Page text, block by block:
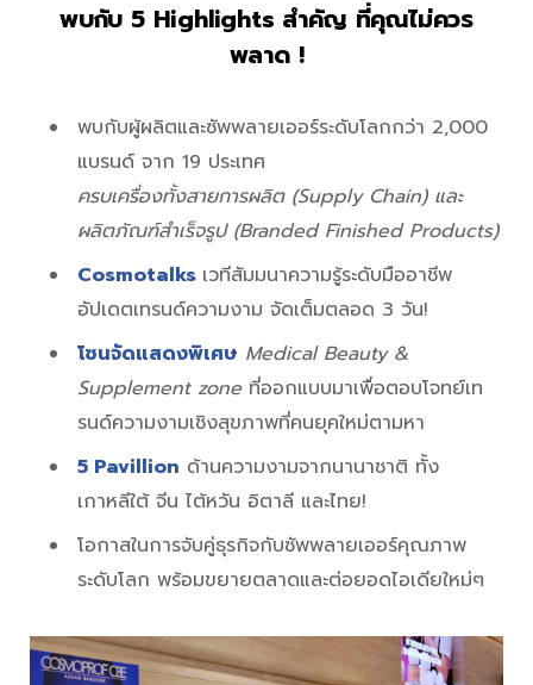
พบกับ 5 Highlights สำคัญ ที่คุณไม่ควร
พลาด !
พบกับผู้ผลิตและซัพพลายเออร์ระดับโลกกว่า 2,000
แบรนด์ จาก 19 ประเทศ
ครบเครื่องทั้งสายการผลิต (Supply Chain) และ
ผลิตภัณฑ์สำเร็จรูป (Branded Finished Products)
Cosmotalks เวทีสัมมนาความรู้ระดับมืออาชีพ
อัปเดตเทรนด์ความงาม จัดเต็มตลอด 3 วัน!
โซนจัดแสดงพิเศษ Medical Beauty &
Supplement zone ที่ออกแบบมาเพื่อตอบโจทย์เท
รนด์ความงามเชิงสุขภาพที่คนยุคใหม่ตามหา
5 Pavillion ด้านความงามจากนานาชาติ ทั้ง
เกาหลีใต้ จีน ไต้หวัน อิตาลี และไทย!
โอกาสในการจับคู่ธุรกิจกับซัพพลายเออร์คุณภาพ
ระดับโลก พร้อมขยายตลาดและต่อยอดไอเดียใหม่ๆ